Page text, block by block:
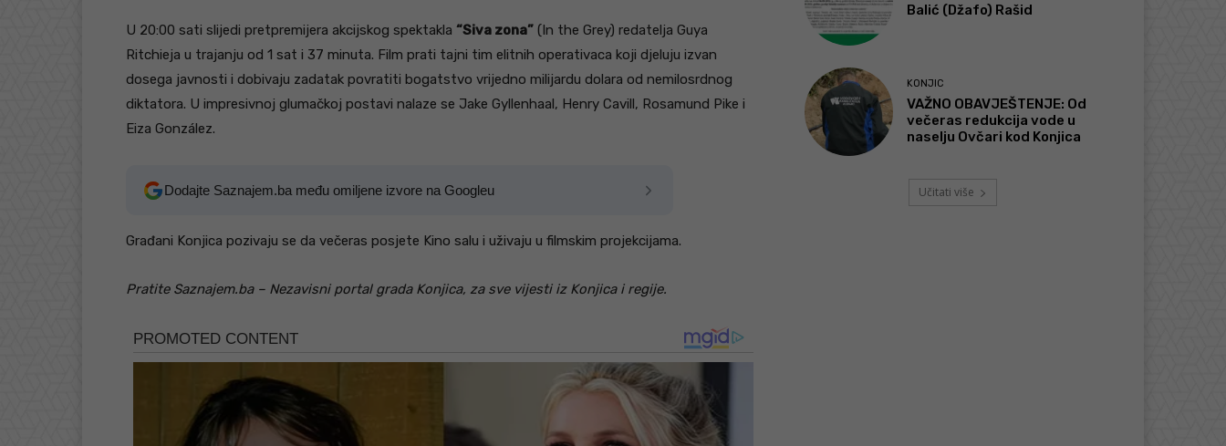
U 20:00 sati slijedi pretpremijera akcijskog spektakla “Siva zona” (In the Grey) redatelja Guya
Ritchieja u trajanju od 1 sat i 37 minuta. Film prati tajni tim elitnih operativaca koji djeluju izvan
dosega javnosti i dobivaju zadatak povratiti bogatstvo vrijedno milijardu dolara od nemilosrdnog
diktatora. U impresivnoj glumačkoj postavi nalaze se Jake Gyllenhaal, Henry Cavill, Rosamund Pike i
Eiza González.
Dodajte Saznajem.ba među omiljene izvore na Googleu
Građani Konjica pozivaju se da večeras posjete Kino salu i uživaju u filmskim projekcijama.
Pratite Saznajem.ba – Nezavisni portal grada Konjica, za sve vijesti iz Konjica i regije.
Balić (Džafo) Rašid
KONJIC
VAŽNO OBAVJEŠTENJE: Od
večeras redukcija vode u
naselju Ovčari kod Konjica
Učitati više